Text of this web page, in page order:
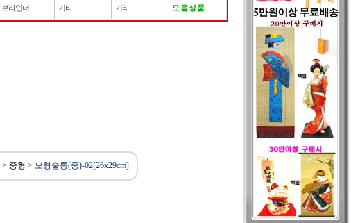
브라인더 기타 기타 모 음 상 품
> 중형 > 모형술통(중)-02[26x29cm]